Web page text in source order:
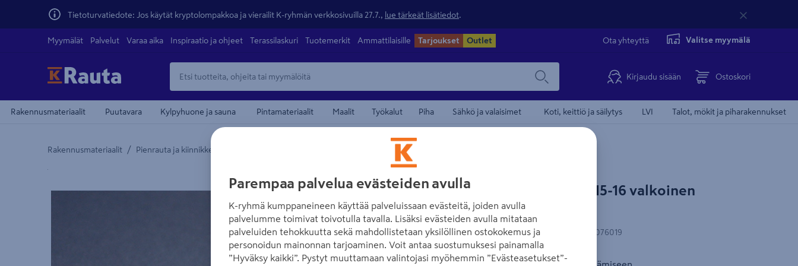
Tietoturvatiedote: Jos käytät kryptolompakkoa ja vierailit K-ryhmän verkkosivuilla 27.7., lue tärkeät lisätiedot
Myymälät Palvelut Varaa aika Inspiraatio ja ohjeet Terassilaskuri Tuotemerkit Ammattilaisille Tarjoukset Outlet Ota yhteyttä Valitse myymälä
Kirjaudu sisään Ostoskori
Rakennusmateriaalit Puutavara Kylpyhuone ja sauna Pintamateriaalit Maalit Työkalut Piha Sähkö ja valaisimet Koti, keittiö ja säilytys LVI Talot, mökit ja piharakennukset
Rakennusmateriaalit / Pienrauta ja kiinnikkeet
Yksityiskohtainen kuvaus löytyy Tuotteen kuvaus -maamerkistä
Peitetulppa PROF karmiin 15-16 valkoinen
20kpl
Tuotenumero: 500232339 EAN-koodi 6414675076019
Parempaa palvelua evästeiden avulla
K-ryhmä kumppaneineen käyttää palveluissaan evästeitä, joiden avulla
palvelumme toimivat toivotulla tavalla. Lisäksi evästeiden avulla mitataan
palveluiden tehokkuutta sekä mahdollistetaan yksilöllinen ostokokemus ja
personoidun mainonnan tarjoaminen. Voit antaa suostumuksesi painamalla
”Hyväksy kaikki”. Pystyt muuttamaan valintojasi myöhemmin ”Evästeasetukset”-